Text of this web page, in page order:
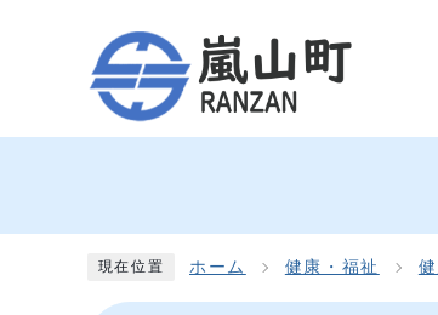
現在位置 ホーム 健康・福祉